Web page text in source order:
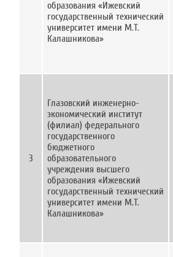
образования «Ижевский
государственный технический
университет имени М.Т.
Калашникова»
3
Глазовский инженерно-
экономический институт
(филиал) федерального
государственного
бюджетного
образовательного
учреждения высшего
образования «Ижевский
государственный технический
университет имени М.Т.
Калашникова»